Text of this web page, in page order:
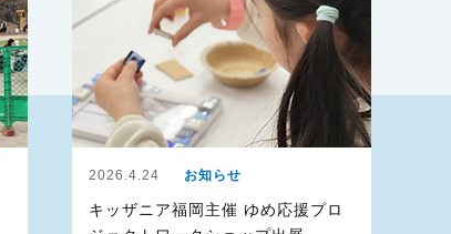
2026.4.24 お知らせ
キッザニア福岡主催 ゆめ応援プロ